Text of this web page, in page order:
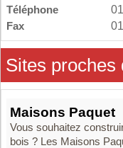
Téléphone
Fax
Sites proches
Maisons Paquet
Vous souhaitez
bois ? Les Maisons